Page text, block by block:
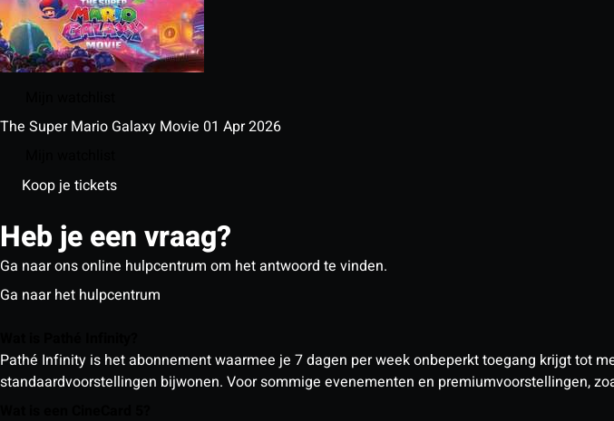
The Super Mario Galaxy Movie 01 Apr 2026
Koop je tickets
Heb je een vraag?
Ga naar ons online hulpcentrum om het antwoord te vinden.
Ga naar het hulpcentrum
Pathé Infinity is het abonnement waarmee je 7 dagen per week onbeperkt toegang krijgt tot
standaardvoorstellingen bijwonen. Voor sommige evenementen en premiumvoorstellingen,